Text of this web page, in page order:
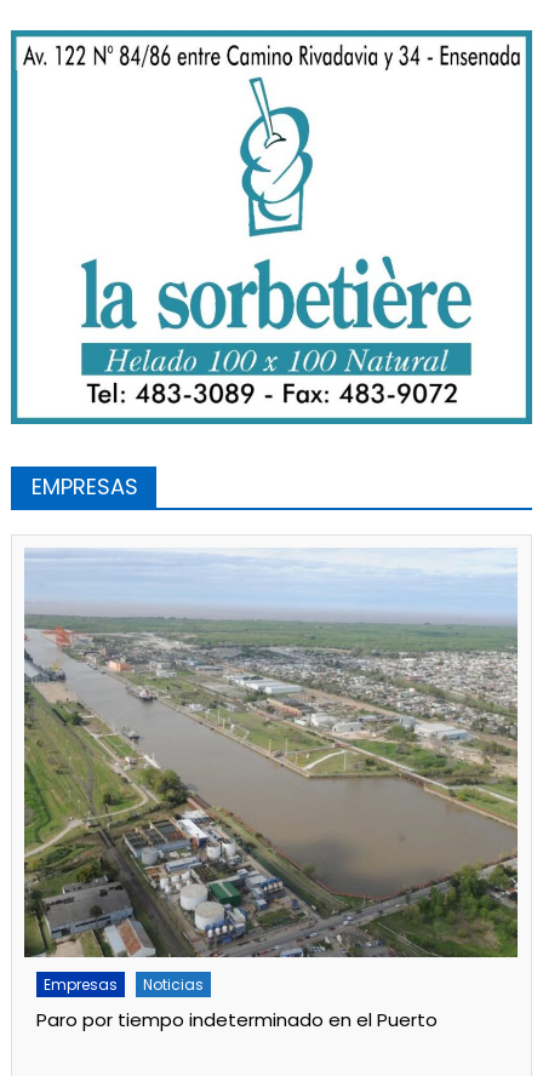
EMPRESAS
Empresas Noticias
Por mejoras en el servicio cortan el agua de 11 a 15